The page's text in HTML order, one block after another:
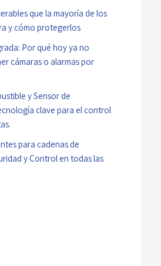
que la mayoría de los
y cómo protegerlos
Por qué hoy ya no
cámaras o alarmas por
y Sensor de
clave para el control
para cadenas de
y Control en todas las